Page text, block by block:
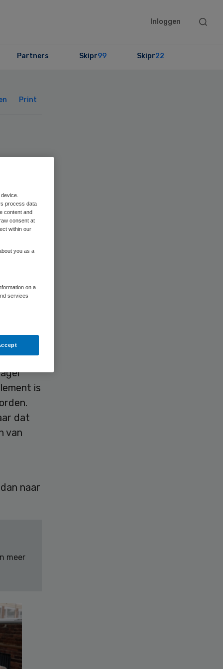
Inloggen
Search
Partners Skipr99 Skipr22
Print
is
dat
van
naar
meer
process data
content and
consent at
within our
you as a
on a
services